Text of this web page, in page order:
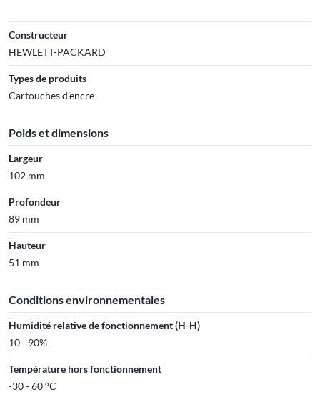
Constructeur
HEWLETT-PACKARD
Types de produits
Cartouches d'encre
Poids et dimensions
Largeur
102 mm
Profondeur
89 mm
Hauteur
51 mm
Conditions environnementales
Humidité relative de fonctionnement (H-H)
10 - 90%
Température hors fonctionnement
-30 - 60 °C